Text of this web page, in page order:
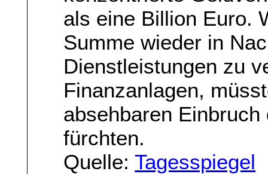
als eine Billion Euro.
Summe wieder in
Dienstleistungen zu
Finanzanlagen,
absehbaren
fürchten.
Quelle:Tagesspiegel